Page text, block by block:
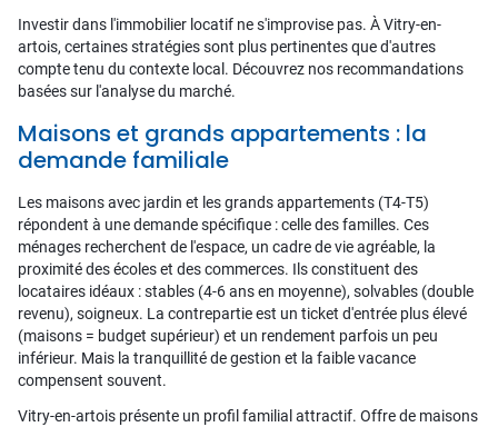
Investir dans l'immobilier locatif ne s'improvise pas. À Vitry-en-
artois, certaines stratégies sont plus pertinentes que d'autres
compte tenu du contexte local. Découvrez nos recommandations
basées sur l'analyse du marché.
Maisons et grands appartements : la
demande familiale
Les maisons avec jardin et les grands appartements (T4-T5)
répondent à une demande spécifique : celle des familles. Ces
ménages recherchent de l'espace, un cadre de vie agréable, la
proximité des écoles et des commerces. Ils constituent des
locataires idéaux : stables (4-6 ans en moyenne), solvables (double
revenu), soigneux. La contrepartie est un ticket d'entrée plus élevé
(maisons = budget supérieur) et un rendement parfois un peu
inférieur. Mais la tranquillité de gestion et la faible vacance
compensent souvent.
Vitry-en-artois présente un profil familial attractif. Offre de maisons